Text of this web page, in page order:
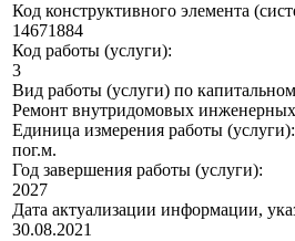
Код конструктивного элемента
14671884
Код работы (услуги):
3
Вид работы (услуги) по
Ремонт внутридомовых
Единица измерения работы (услуги):
пог.м.
Год завершения работы (услуги):
2027
Дата актуализации информации,
30.08.2021